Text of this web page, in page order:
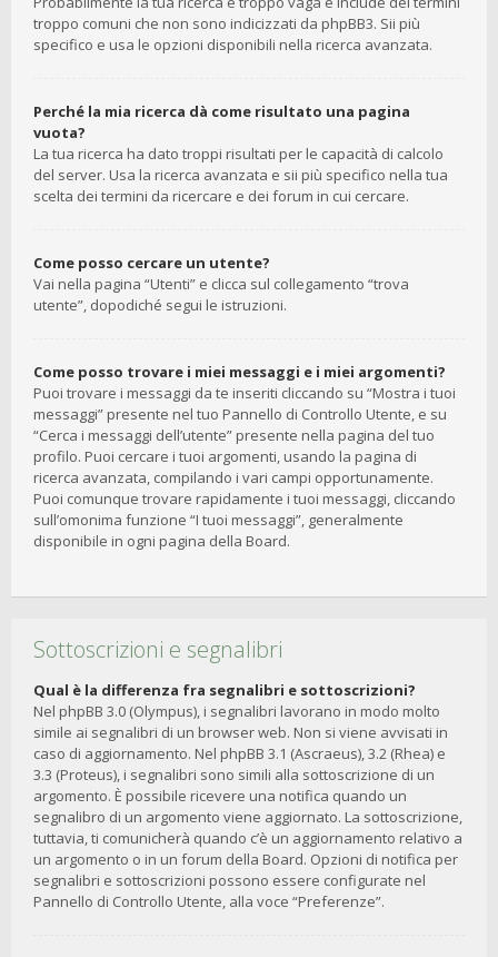
troppo comuni che non sono indicizzati da phpBB3. Sii più
specifico e usa le opzioni disponibili nella ricerca avanzata.
Perché la mia ricerca dà come risultato una pagina
vuota?
La tua ricerca ha dato troppi risultati per le capacità di calcolo
del server. Usa la ricerca avanzata e sii più specifico nella tua
scelta dei termini da ricercare e dei forum in cui cercare.
Come posso cercare un utente?
Vai nella pagina “Utenti” e clicca sul collegamento “trova
utente”, dopodiché segui le istruzioni.
Come posso trovare i miei messaggi e i miei argomenti?
Puoi trovare i messaggi da te inseriti cliccando su “Mostra i tuoi
messaggi” presente nel tuo Pannello di Controllo Utente, e su
“Cerca i messaggi dell’utente” presente nella pagina del tuo
profilo. Puoi cercare i tuoi argomenti, usando la pagina di
ricerca avanzata, compilando i vari campi opportunamente.
Puoi comunque trovare rapidamente i tuoi messaggi, cliccando
sull’omonima funzione “I tuoi messaggi”, generalmente
disponibile in ogni pagina della Board.
Sottoscrizioni e segnalibri
Qual è la differenza fra segnalibri e sottoscrizioni?
Nel phpBB 3.0 (Olympus), i segnalibri lavorano in modo molto
simile ai segnalibri di un browser web. Non si viene avvisati in
caso di aggiornamento. Nel phpBB 3.1 (Ascraeus), 3.2 (Rhea) e
3.3 (Proteus), i segnalibri sono simili alla sottoscrizione di un
argomento. È possibile ricevere una notifica quando un
segnalibro di un argomento viene aggiornato. La sottoscrizione,
tuttavia, ti comunicherà quando c’è un aggiornamento relativo a
un argomento o in un forum della Board. Opzioni di notifica per
segnalibri e sottoscrizioni possono essere configurate nel
Pannello di Controllo Utente, alla voce “Preferenze”.